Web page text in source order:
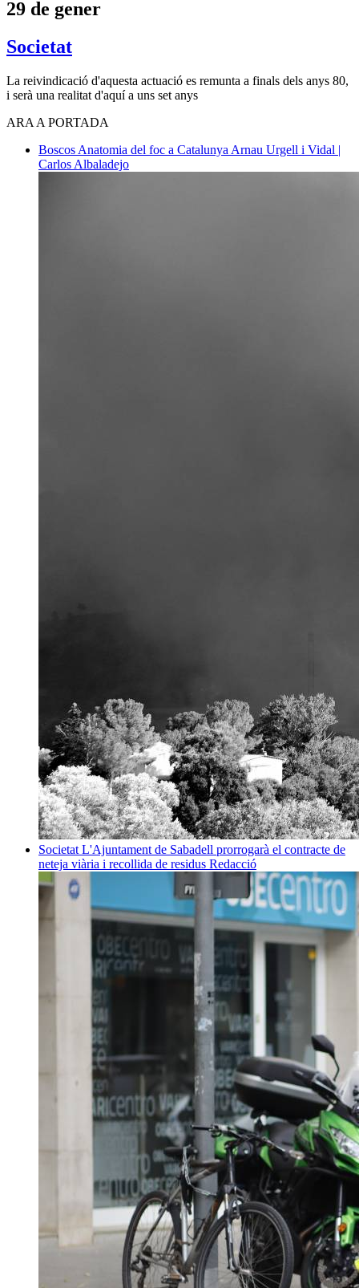
29 de gener
Societat
La reivindicació d'aquesta actuació es remunta a finals dels anys 80,
i serà una realitat d'aquí a uns set anys
ARA A PORTADA
Boscos Anatomia del foc a Catalunya Arnau Urgell i Vidal |
Carlos Albaladejo
Societat L'Ajuntament de Sabadell prorrogarà el contracte de
neteja viària i recollida de residus Redacció